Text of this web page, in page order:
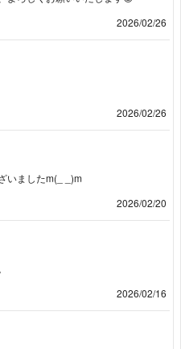
2026/02/26
2026/02/26
いましたm(_ _)m
2026/02/20
2026/02/16